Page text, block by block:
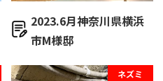
2023.6月神奈川県横浜
市M様邸
ネズミ